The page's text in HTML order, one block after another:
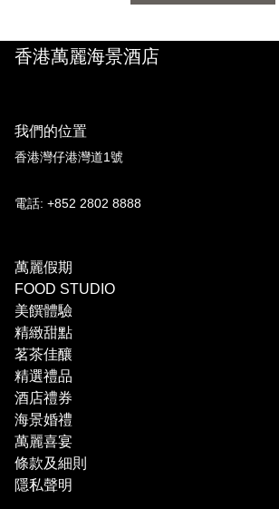
香港萬麗海景酒店
我們的位置
香港灣仔港灣道1號
電話: +852 2802 8888
萬麗假期
FOOD STUDIO
美饌體驗
精緻甜點
茗茶佳釀
精選禮品
酒店禮券
海景婚禮
萬麗喜宴
條款及細則
隱私聲明